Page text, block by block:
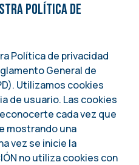
2025
EDICIÓN
Edición
ASUNTOS INTERNACIONALES (NDI)
Política de
Política de privacidad
General de
Utilizamos cookies
de usuario. Las cookies
cada vez que
mostrando una
vez se inicie la
no utiliza cookies con